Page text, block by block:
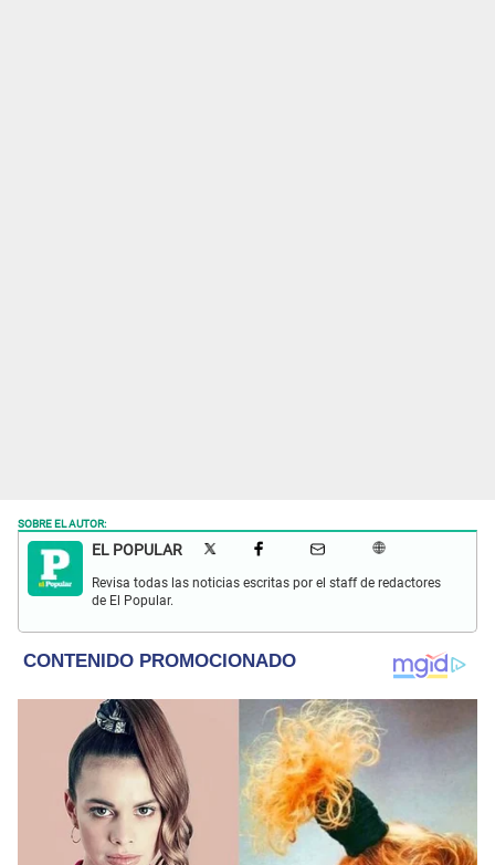
SOBRE EL AUTOR:
EL POPULAR
Revisa todas las noticias escritas por el staff de redactores
de El Popular.